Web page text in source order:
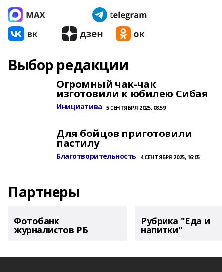
Выбор редакции
Огромный чак-чак
изготовили к юбилею Сибая
Инициатива 5 СЕНТЯБРЯ 2025, 08:59
Для бойцов приготовили
пастилу
Благотворительность 4 СЕНТЯБРЯ 2025, 16:05
Партнеры
Фотобанк
журналистов РБ
Рубрика "Еда и
напитки"